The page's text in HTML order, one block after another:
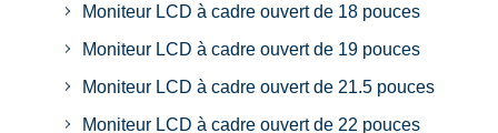
Moniteur LCD à cadre ouvert de 18 pouces
Moniteur LCD à cadre ouvert de 19 pouces
Moniteur LCD à cadre ouvert de 21.5 pouces
Moniteur LCD à cadre ouvert de 22 pouces